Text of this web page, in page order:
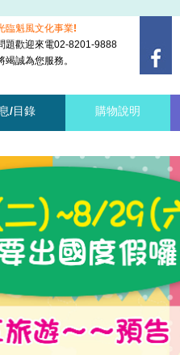
臨魁風文化事業!
題歡迎來電02-8201-9888
竭誠為您服務。
/目錄 購物說明